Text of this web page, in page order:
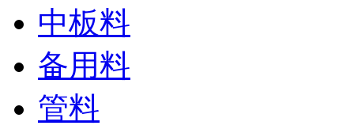
中板料
备用料
管料